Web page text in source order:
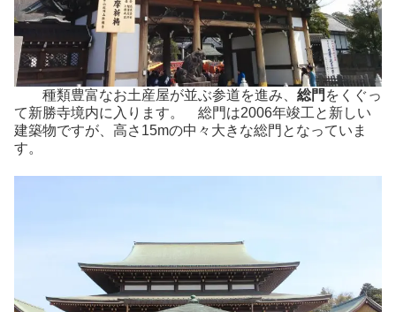
種類豊富なお土産屋が並ぶ参道を進み、 総門 をくぐっ
て新勝寺境内に入ります。 総門は2006年竣工と新しい
建築物ですが、高さ15mの中々大きな総門となっていま
す。